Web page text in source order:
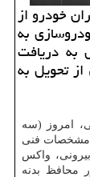
خودرو از
به
به دریافت
تحویل به
امروز (سه
مشخصات فنی
واکس
محافظ بدنه